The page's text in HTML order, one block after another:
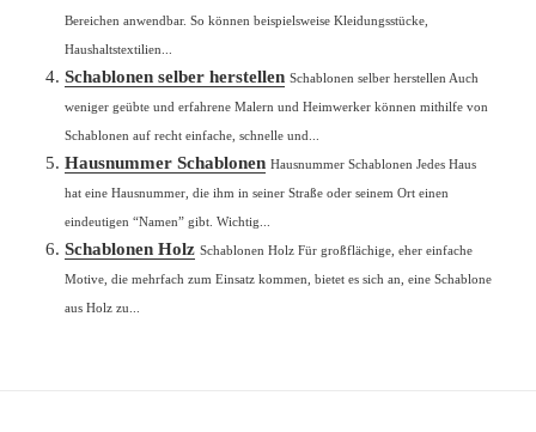
Bereichen anwendbar. So können beispielsweise Kleidungsstücke,
Haushaltstextilien...
Schablonen selber herstellen Schablonen selber herstellen Auch
weniger geübte und erfahrene Malern und Heimwerker können mithilfe von
Schablonen auf recht einfache, schnelle und...
Hausnummer Schablonen Hausnummer Schablonen Jedes Haus
hat eine Hausnummer, die ihm in seiner Straße oder seinem Ort einen
eindeutigen “Namen” gibt. Wichtig...
Schablonen Holz Schablonen Holz Für großflächige, eher einfache
Motive, die mehrfach zum Einsatz kommen, bietet es sich an, eine Schablone
aus Holz zu...